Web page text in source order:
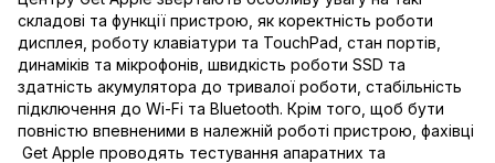
складові та функції пристрою, як коректність роботи
дисплея, роботу клавіатури та TouchPad, стан портів,
динаміків та мікрофонів, швидкість роботи SSD та
здатність акумулятора до тривалої роботи, стабільність
підключення до Wi-Fi та Bluetooth. Крім того, щоб бути
повністю впевненими в належній роботі пристрою, фахівці
Get Apple проводять тестування апаратних та